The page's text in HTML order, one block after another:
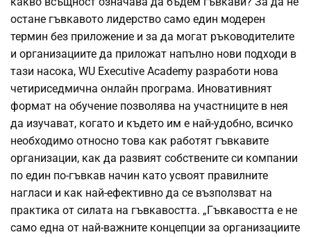
остане гъвкавото лидерство само един модерен
термин без приложение и за да могат ръководителите
и организациите да приложат напълно нови подходи в
тази насока, WU Executive Academy разработи нова
четириседмична онлайн програма. Иновативният
формат на обучение позволява на участниците в нея
да изучават, когато и където им е най-удобно, всичко
необходимо относно това как работят гъвкавите
организации, как да развият собствените си компании
по един по-гъвкав начин като усвоят правилните
нагласи и как най-ефективно да се възползват на
практика от силата на гъвкавостта. „Гъвкавостта е не
само една от най-важните концепции за организациите